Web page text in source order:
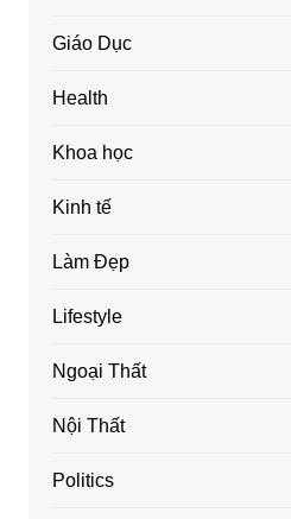
Giáo Dục
Health
Khoa học
Kinh tế
Làm Đẹp
Lifestyle
Ngoại Thất
Nội Thất
Politics